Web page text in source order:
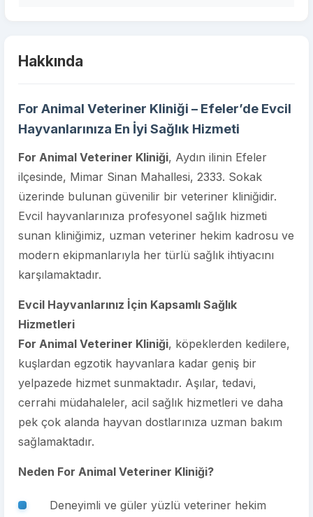
Hakkında
For Animal Veteriner Kliniği – Efeler’de Evcil
Hayvanlarınıza En İyi Sağlık Hizmeti
For Animal Veteriner Kliniği, Aydın ilinin Efeler
ilçesinde, Mimar Sinan Mahallesi, 2333. Sokak
üzerinde bulunan güvenilir bir veteriner kliniğidir.
Evcil hayvanlarınıza profesyonel sağlık hizmeti
sunan kliniğimiz, uzman veteriner hekim kadrosu ve
modern ekipmanlarıyla her türlü sağlık ihtiyacını
karşılamaktadır.
Evcil Hayvanlarınız İçin Kapsamlı Sağlık
Hizmetleri
For Animal Veteriner Kliniği, köpeklerden kedilere,
kuşlardan egzotik hayvanlara kadar geniş bir
yelpazede hizmet sunmaktadır. Aşılar, tedavi,
cerrahi müdahaleler, acil sağlık hizmetleri ve daha
pek çok alanda hayvan dostlarınıza uzman bakım
sağlamaktadır.
Neden For Animal Veteriner Kliniği?
Deneyimli ve güler yüzlü veteriner hekim